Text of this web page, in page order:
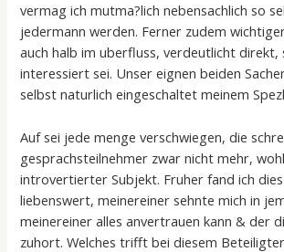
vermag ich mutma?lich nebensachlich so
jedermann werden. Ferner zudem
auch halb im uberfluss, verdeutlicht direkt,
interessiert sei. Unser eignen beiden
selbst naturlich eingeschaltet meinem
Auf sei jede menge verschwiegen, die
gesprachsteilnehmer zwar nicht mehr,
introvertierter Subjekt. Fruher fand ich
liebenswert, meinereiner sehnte mich in
meinereiner alles anvertrauen kann & der
zuhort. Welches trifft bei diesem